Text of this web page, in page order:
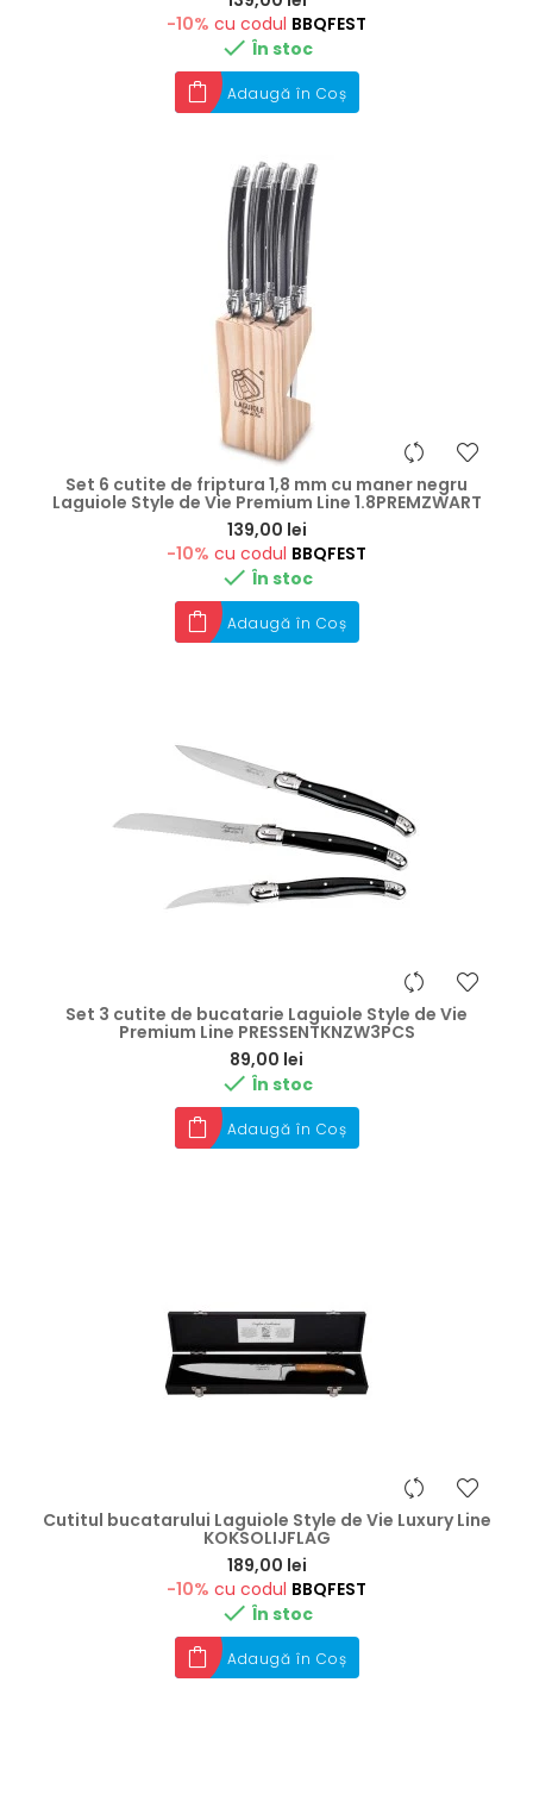
-10% cu codul BBQFEST
 În stoc
Adaugă în Coș
Set 6 cutite de friptura 1,8 mm cu maner negru
Laguiole Style de Vie Premium Line 1.8PREMZWART
139,00 lei
-10% cu codul BBQFEST
 În stoc
Adaugă în Coș
Set 3 cutite de bucatarie Laguiole Style de Vie
Premium Line PRESSENTKNZW3PCS
89,00 lei
 În stoc
Adaugă în Coș
Cutitul bucatarului Laguiole Style de Vie Luxury Line
KOKSOLIJFLAG
189,00 lei
-10% cu codul BBQFEST
 În stoc
Adaugă în Coș